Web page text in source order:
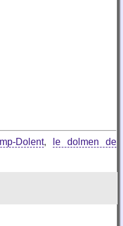
Dolent,
le dolmen de